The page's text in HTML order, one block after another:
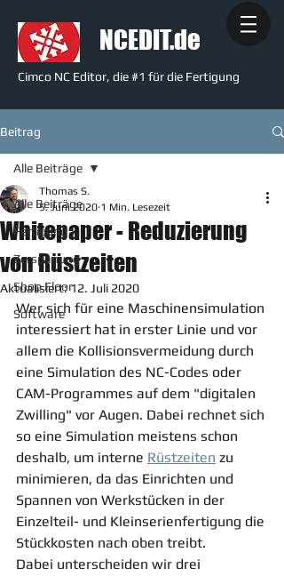
NCEDIT.de
Cimco NC Editor, die #1 für die Fertigung
Beitrag
Alle Beiträge
Fertigung
Zerspanung
Shop Floor
Software
Alle Beiträge
Whitepaper - Reduzierung
von Rüstzeiten
Thomas S.
5. Juni 2020 1 Min. Lesezeit
Aktualisiert:12. Juli 2020
Wer sich für eine Maschinensimulation
interessiert hat in erster Linie und vor
allem die Kollisionsvermeidung durch
eine Simulation des NC-Codes oder
CAM-Programmes auf dem "digitalen
Zwilling" vor Augen. Dabei rechnet sich
so eine Simulation meistens schon
deshalb, um interne Rüstzeiten zu
minimieren, da das Einrichten und
Spannen von Werkstücken in der
Einzelteil- und Kleinserienfertigung die
Stückkosten nach oben treibt.
Dabei unterscheiden wir drei